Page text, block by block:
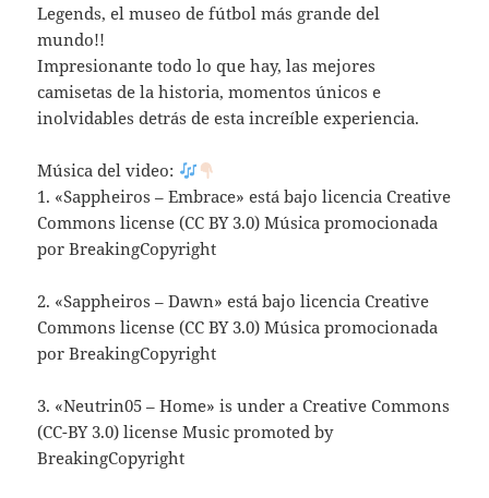
Legends, el museo de fútbol más grande del
mundo!!
Impresionante todo lo que hay, las mejores
camisetas de la historia, momentos únicos e
inolvidables detrás de esta increíble experiencia.
Música del video:
1. «Sappheiros – Embrace» está bajo licencia Creative
Commons license (CC BY 3.0) Música promocionada
por BreakingCopyright
2. «Sappheiros – Dawn» está bajo licencia Creative
Commons license (CC BY 3.0) Música promocionada
por BreakingCopyright
3. «Neutrin05 – Home» is under a Creative Commons
(CC-BY 3.0) license Music promoted by
BreakingCopyright